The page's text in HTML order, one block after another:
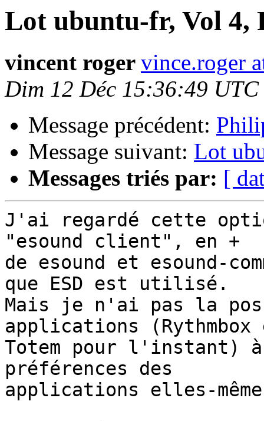
Lot ubuntu-fr, Vol 4,
vincent roger vince.roger
Dim 12 Déc 15:36:49 UTC
Message précédent:
Message suivant: Lot
Messages triés par: [
J'ai regardé cette
"esound client", en +
de esound et esound-
que ESD est utilisé.
Mais je n'ai pas la
applications (Rythmbox
Totem pour l'instant)
préférences des
applications elles-